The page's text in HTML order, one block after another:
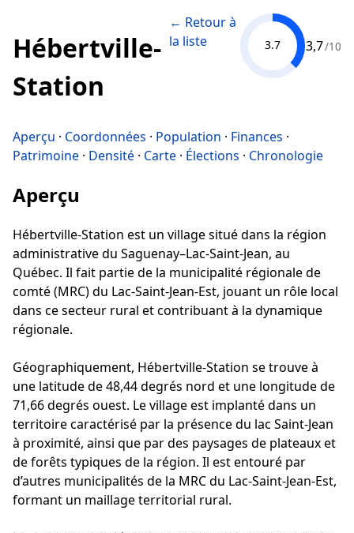
Hébertville-
Station
← Retour à
la liste
3.7 3,7/10
Aperçu · Coordonnées · Population · Finances ·
Patrimoine · Densité · Carte · Élections · Chronologie
Aperçu
Hébertville-Station est un village situé dans la région
administrative du Saguenay–Lac-Saint-Jean, au
Québec. Il fait partie de la municipalité régionale de
comté (MRC) du Lac-Saint-Jean-Est, jouant un rôle local
dans ce secteur rural et contribuant à la dynamique
régionale.
Géographiquement, Hébertville-Station se trouve à
une latitude de 48,44 degrés nord et une longitude de
71,66 degrés ouest. Le village est implanté dans un
territoire caractérisé par la présence du lac Saint-Jean
à proximité, ainsi que par des paysages de plateaux et
de forêts typiques de la région. Il est entouré par
d’autres municipalités de la MRC du Lac-Saint-Jean-Est,
formant un maillage territorial rural.